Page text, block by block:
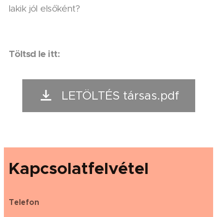
lakik jól elsőként?
Töltsd le itt:
LETÖLTÉS társas.pdf
Kapcsolatfelvétel
Telefon